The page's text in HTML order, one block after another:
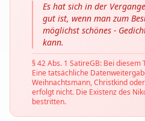
Es hat sich in der
gut ist, wenn man zum
möglichst schönes -
kann.
§ 42 Abs. 1 SatireGB: Bei
Eine tatsächliche
Weihnachtsmann, Christkind
erfolgt nicht. Die Existenz des
bestritten.